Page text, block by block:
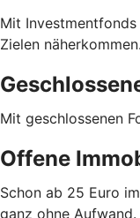
Mit Investmentfonds
Zielen näherkommen.
Mit geschlossenen
Offene
Schon ab 25 Euro
ganz ohne Aufwand.